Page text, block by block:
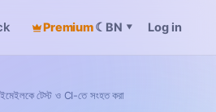
Premium☾ BN ▾ Log in
টেস্ট ও CI-তে সংহত করা